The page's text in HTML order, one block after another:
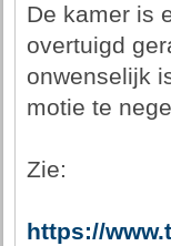
De kamer is
overtuigd
onwenselijk
motie te
Zie:
https://